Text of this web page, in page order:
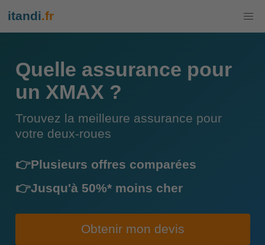
itandi.fr
Quelle assurance pour
un XMAX ?
Trouvez la meilleure assurance pour
votre deux-roues
👉Plusieurs offres comparées
👉Jusqu'à 50%* moins cher
Obtenir mon devis